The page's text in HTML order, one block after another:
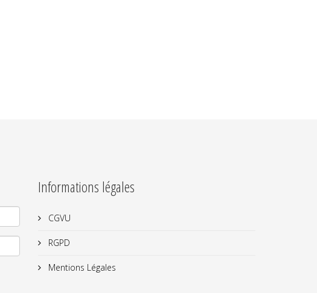
Informations légales
CGVU
RGPD
Mentions Légales